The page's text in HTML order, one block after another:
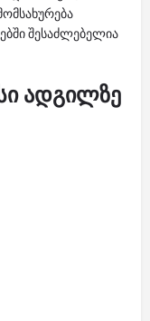
შესაძლებელია
ადგილზე